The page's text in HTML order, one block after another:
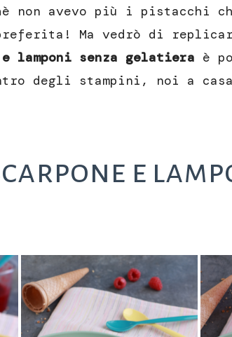
non avevo più i pistacchi
Ma vedrò di
e lamponi senza gelatiera è
degli stampini, noi a
e